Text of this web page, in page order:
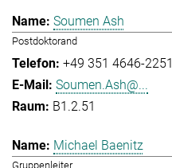
Soumen Ash
Postdoktorand
+49 351 4646-2251
Soumen.Ash@...
B1.2.51
Michael Baenitz
Gruppenleiter